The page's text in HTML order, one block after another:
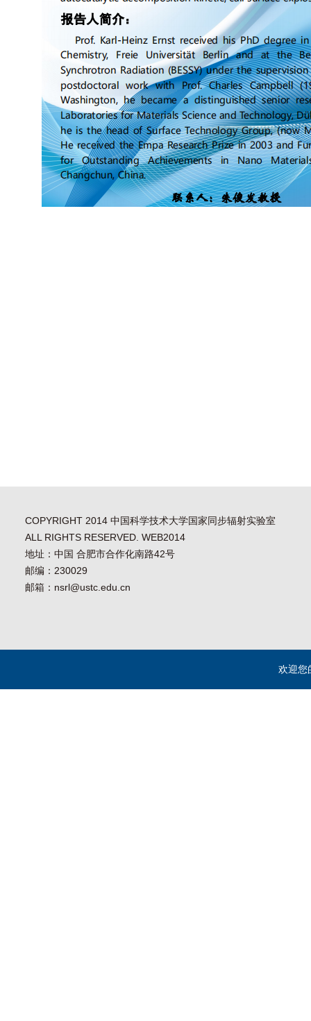
COPYRIGHT 2014 中国科学技术大学国家同步辐射实验室
ALL RIGHTS RESERVED. WEB2014
地址：中国 合肥市合作化南路42号
邮编：230029
邮箱：nsrl@ustc.edu.cn
欢迎您